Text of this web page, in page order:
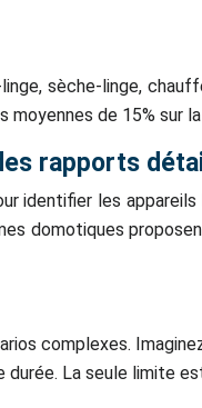
sèche-linge,
de 15% sur
rapports
identifier les
domotiques
complexes.
durée. La seule limite